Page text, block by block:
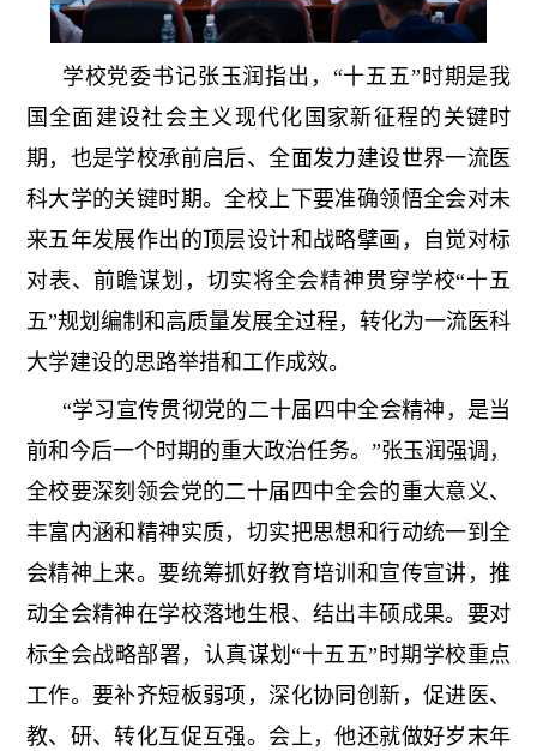
学校党委书记张玉润指出，“十五五”时期是我
国全面建设社会主义现代化国家新征程的关键时
期，也是学校承前启后、全面发力建设世界一流医
科大学的关键时期。全校上下要准确领悟全会对未
来五年发展作出的顶层设计和战略擘画，自觉对标
对表、前瞻谋划，切实将全会精神贯穿学校“十五
五”规划编制和高质量发展全过程，转化为一流医科
大学建设的思路举措和工作成效。
“学习宣传贯彻党的二十届四中全会精神，是当
前和今后一个时期的重大政治任务。”张玉润强调，
全校要深刻领会党的二十届四中全会的重大意义、
丰富内涵和精神实质，切实把思想和行动统一到全
会精神上来。要统筹抓好教育培训和宣传宣讲，推
动全会精神在学校落地生根、结出丰硕成果。要对
标全会战略部署，认真谋划“十五五”时期学校重点
工作。要补齐短板弱项，深化协同创新，促进医、
教、研、转化互促互强。会上，他还就做好岁末年